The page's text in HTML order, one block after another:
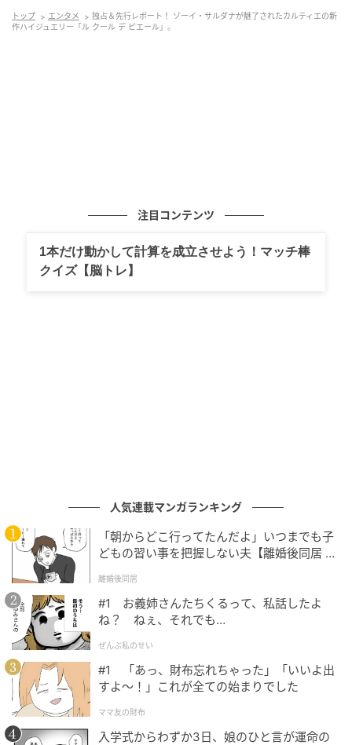
今回、アトリエに訪れたサルダナは、メゾンに息づく
サヴォワールフェールを体感。最新の「ル クール デ
トップ エンタメ
独占＆先行レポート！ ゾーイ・サルダナが魅了されたカルティエの新
作ハイジュエリー「ル クール デ ピエール」。
注目コンテンツ
1本だけ動かして計算を成立させよう！マッチ棒
クイズ【脳トレ】
人気連載マンガランキング
「朝からどこ行ってたんだよ」いつまでも子
どもの習い事を把握しない夫【離婚後同居 Vo
離婚後同居
#1 お義姉さんたちくるって、私話したよ
ね？ ねぇ、それでも…
ぜんぶ私のせい
#1 「あっ、財布忘れちゃった」「いいよ出
すよ〜！」これが全ての始まりでした
ママ友の財布
入学式からわずか3日、娘のひと言が運命の